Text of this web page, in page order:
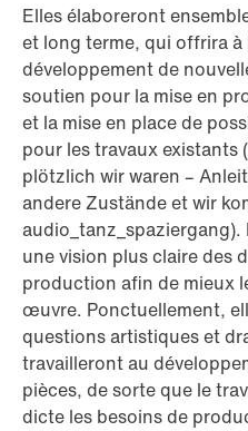
Elles élaboreront
et long terme, qui offrira
développement de
soutien pour la mise en
et la mise en place de
pour les travaux existants
plötzlich wir waren –
andere Zustände et wir
une vision plus claire des
production afin de mieux
œuvre. Ponctuellement,
questions artistiques et
travailleront au
pièces, de sorte que le
dicte les besoins de